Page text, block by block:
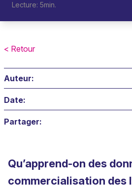
Lecture: 5min.
< Retour
Auteur:
Date:
Partager:
Qu’apprend-on des
commercialisation des